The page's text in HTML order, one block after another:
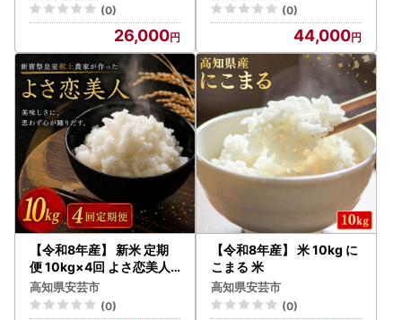
(0)
26,000
(0)
44,000
【令和8年産】 新米 定期
便 10kg×4回 よさ恋美人
新米 AS006
高知県安芸市
(0)
【令和8年産】 米 10kg に
こまる 米
高知県安芸市
(0)